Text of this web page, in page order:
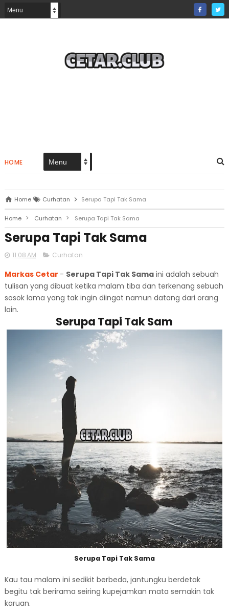
HOME
Home Curhatan Serupa Tapi Tak Sama
Home > Curhatan > Serupa Tapi Tak Sama
Serupa Tapi Tak Sama
11:08 AM Curhatan
Markas Cetar - Serupa Tapi Tak Samaini adalah sebuah
tulisan yang dibuat ketika malam tiba dan terkenang sebuah
sosok lama yang tak ingin diingat namun datang dari orang
lain.
Serupa Tapi Tak Sam
Serupa Tapi Tak Sama
Kau tau malam ini sedikit berbeda, jantungku berdetak
begitu tak berirama seiring kupejamkan mata semakin tak
karuan.